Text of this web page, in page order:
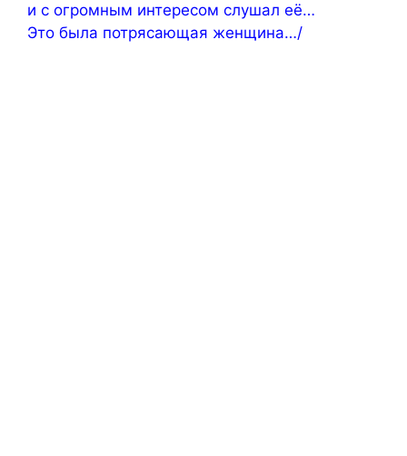
и с огромным интересом слушал её…
Это была потрясающая женщина…/